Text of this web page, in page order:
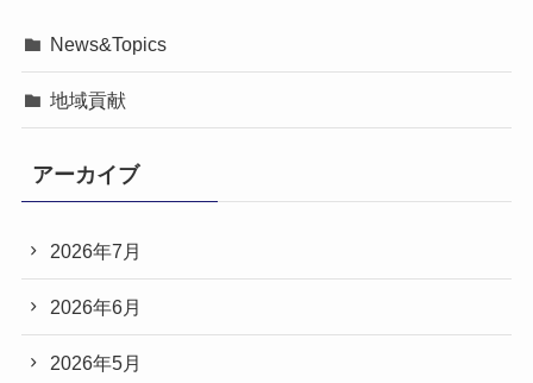
News&Topics
地域貢献
アーカイブ
2026年7月
2026年6月
2026年5月